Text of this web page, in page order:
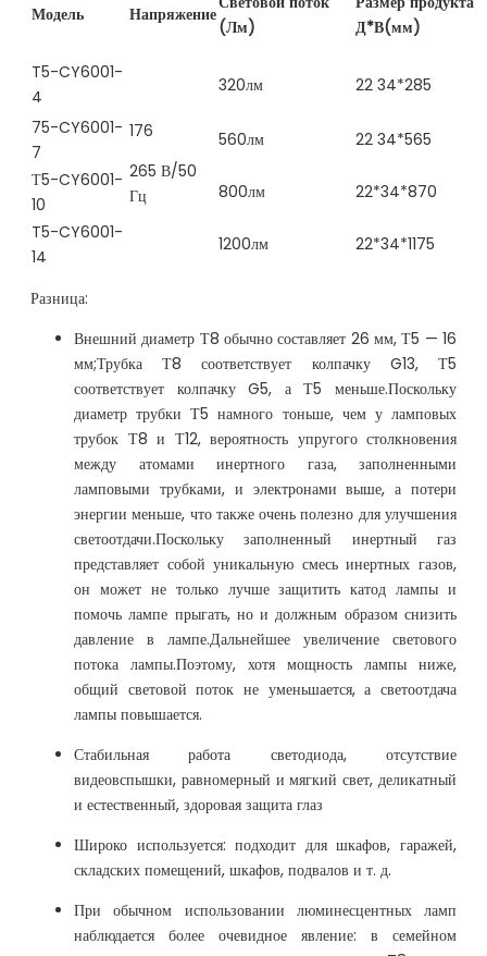
Модель Напряжение
(Лм)
Д*В(мм)
T5-CY6001-
4
176
265 В/50
Гц
320лм
22 34*285
75-CY6001-
7
560лм
22 34*565
Т5-CY6001-
10
800лм
22*34*870
T5-CY6001-
14
1200лм 22*34*1175
Разница:
Внешний диаметр Т8 обычно составляет 26 мм, Т5 — 16
мм;Трубка Т8 соответствует колпачку G13, Т5
соответствует колпачку G5, а Т5 меньше.Поскольку
диаметр трубки Т5 намного тоньше, чем у ламповых
трубок Т8 и Т12, вероятность упругого столкновения
между атомами инертного газа, заполненными
ламповыми трубками, и электронами выше, а потери
энергии меньше, что также очень полезно для улучшения
светоотдачи.Поскольку заполненный инертный газ
представляет собой уникальную смесь инертных газов,
он может не только лучше защитить катод лампы и
помочь лампе прыгать, но и должным образом снизить
давление в лампе.Дальнейшее увеличение светового
потока лампы.Поэтому, хотя мощность лампы ниже,
общий световой поток не уменьшается, а светоотдача
лампы повышается.
Стабильная работа светодиода, отсутствие
видеовспышки, равномерный и мягкий свет, деликатный
и естественный, здоровая защита глаз
Широко используется: подходит для шкафов, гаражей,
складских помещений, шкафов, подвалов и т. д.
При обычном использовании люминесцентных ламп
наблюдается более очевидное явление: в семейном